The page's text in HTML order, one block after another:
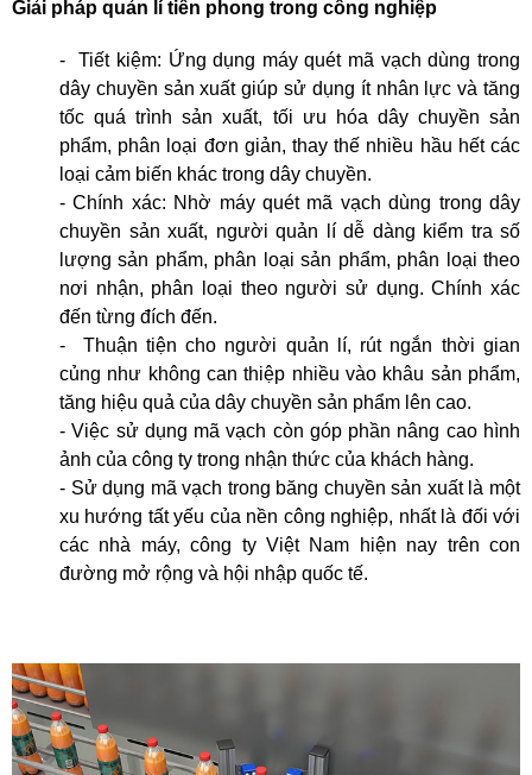
Giải pháp quản lí tiên phong trong công nghiệp
- Tiết kiệm: Ứng dụng máy quét mã vạch dùng trong
dây chuyền sản xuất giúp sử dụng ít nhân lực và tăng
tốc quá trình sản xuất, tối ưu hóa dây chuyền sản
phẩm, phân loại đơn giản, thay thế nhiều hầu hết các
loại cảm biến khác trong dây chuyền.
- Chính xác: Nhờ máy quét mã vạch dùng trong dây
chuyền sản xuất, người quản lí dễ dàng kiểm tra số
lượng sản phẩm, phân loại sản phẩm, phân loại theo
nơi nhận, phân loại theo người sử dụng. Chính xác
đến từng đích đến.
- Thuận tiện cho người quản lí, rút ngắn thời gian
củng như không can thiệp nhiều vào khâu sản phẩm,
tăng hiệu quả của dây chuyền sản phẩm lên cao.
- Việc sử dụng mã vạch còn góp phần nâng cao hình
ảnh của công ty trong nhận thức của khách hàng.
- Sử dụng mã vạch trong băng chuyền sản xuất là một
xu hướng tất yếu của nền công nghiệp, nhất là đối với
các nhà máy, công ty Việt Nam hiện nay trên con
đường mở rộng và hội nhập quốc tế.